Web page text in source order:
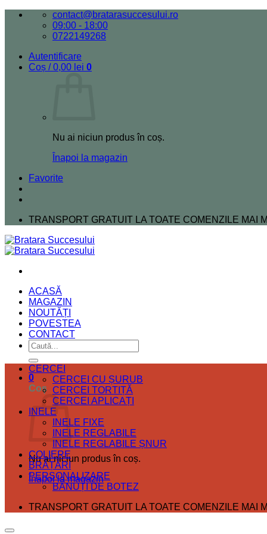
Skip
contact@bratarasuccesului.ro
09:00 - 18:00
0722149268
Autentificare
Coș /0,00 lei 0
Nu ai niciun produs în coș.
Înapoi la magazin
Favorite
TRANSPORT GRATUIT LA TOATE COMENZILE MAI
ACASĂ
MAGAZIN
NOUTĂȚI
POVESTEA
CONTACT
Caută
după:
0
Coș
Nu ai niciun produs în coș.
Înapoi la magazin
CERCEI
CERCEI CU ȘURUB
CERCEI TORTIȚĂ
CERCEI APLICAȚI
INELE
INELE FIXE
INELE REGLABILE
INELE REGLABILE ȘNUR
COLIERE
BRĂȚĂRI
PERSONALIZARE
BĂNUȚI DE BOTEZ
TRANSPORT GRATUIT LA TOATE COMENZILE MAI